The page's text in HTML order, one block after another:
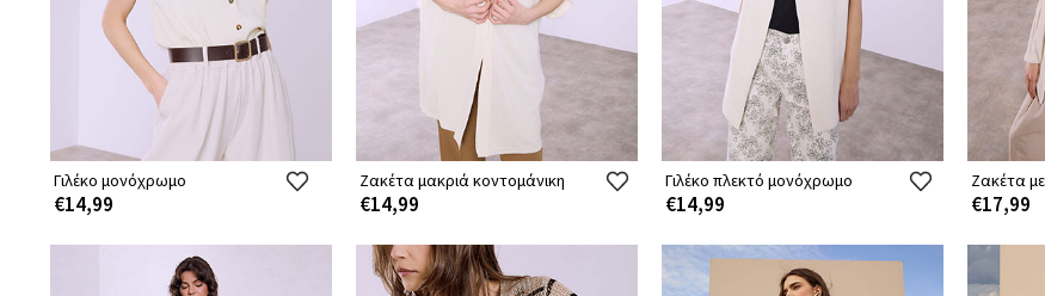
Γιλέκο μονόχρωμο
€14,99
Ζακέτα μακριά κοντομάνικη
€14,99
Γιλέκο πλεκτό μονόχρωμο
€14,99
Ζακέτα
€17,99